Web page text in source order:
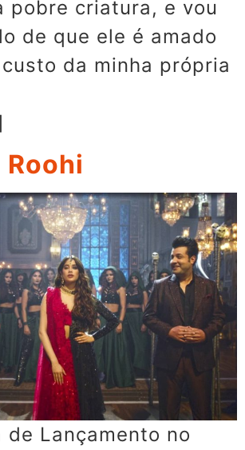
pobre criatura, e vou
de que ele é amado
da minha própria
de Lançamento no